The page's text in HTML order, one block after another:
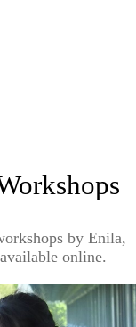
by Enila,
online.